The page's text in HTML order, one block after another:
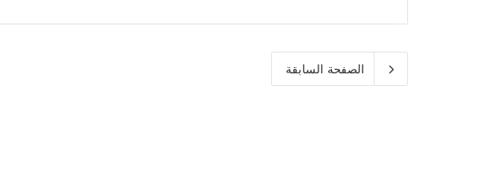
الصفحة السابقة